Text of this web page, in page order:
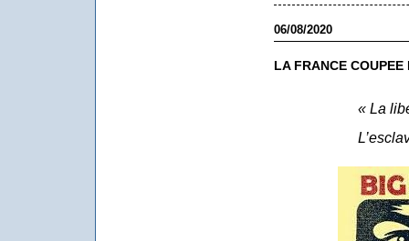
06/08/2020
LA FRANCE COUPEE
« La